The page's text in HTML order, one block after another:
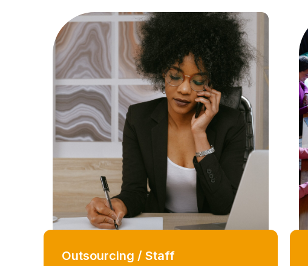
Outsourcing / Staff